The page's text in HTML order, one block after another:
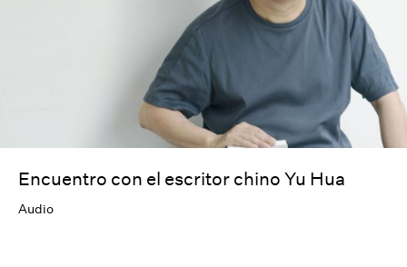
Encuentro con el escritor chino Yu Hua
Audio